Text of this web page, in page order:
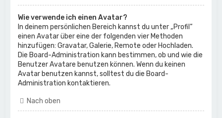
Wie verwende ich einen Avatar?
In deinem persönlichen Bereich kannst du unter „Profil“
einen Avatar über eine der folgenden vier Methoden
hinzufügen: Gravatar, Galerie, Remote oder Hochladen.
Die Board-Administration kann bestimmen, ob und wie die
Benutzer Avatare benutzen können. Wenn du keinen
Avatar benutzen kannst, solltest du die Board-
Administration kontaktieren.
Nach oben